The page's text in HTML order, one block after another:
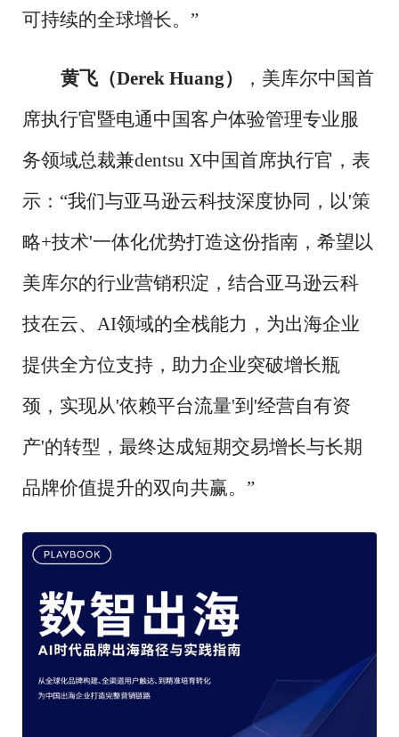
可持续的全球增长。”
黄飞（Derek Huang）
，美库尔中国首
席执行官暨电通中国客户体验管理专业服
务领域总裁兼dentsu X中国首席执行官，表
示：“我们与亚马逊云科技深度协同，以'策
略+技术'一体化优势打造这份指南，希望以
美库尔的行业营销积淀，结合亚马逊云科
技在云、AI领域的全栈能力，为出海企业
提供全方位支持，助力企业突破增长瓶
颈，实现从'依赖平台流量'到'经营自有资
产'的转型，最终达成短期交易增长与长期
品牌价值提升的双向共赢。”